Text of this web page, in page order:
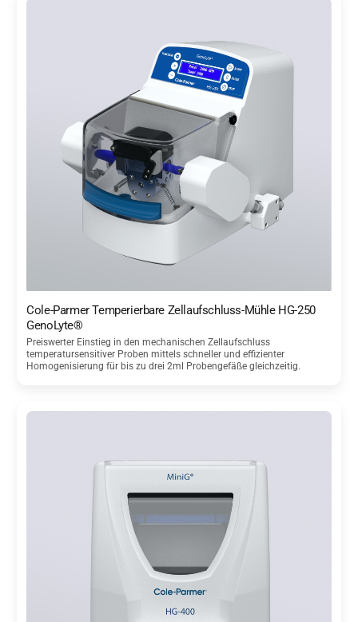
Cole-Parmer Temperierbare Zellaufschluss-Mühle HG-250
GenoLyte®
Preiswerter Einstieg in den mechanischen Zellaufschluss
temperatursensitiver Proben mittels schneller und effizienter
Homogenisierung für bis zu drei 2ml Probengefäße gleichzeitig.